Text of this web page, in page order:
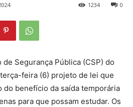
0
1234
de Segurança Pública (CSP) do
feira (6) projeto de lei que
do benefício da saída temporária
para que possam estudar. Os